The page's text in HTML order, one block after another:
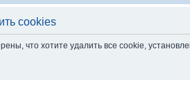
cookies
что хотите удалить все cookie,